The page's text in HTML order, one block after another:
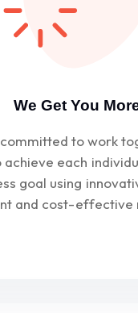
We Get You
to work
achieve each
goal using
and cost-effective